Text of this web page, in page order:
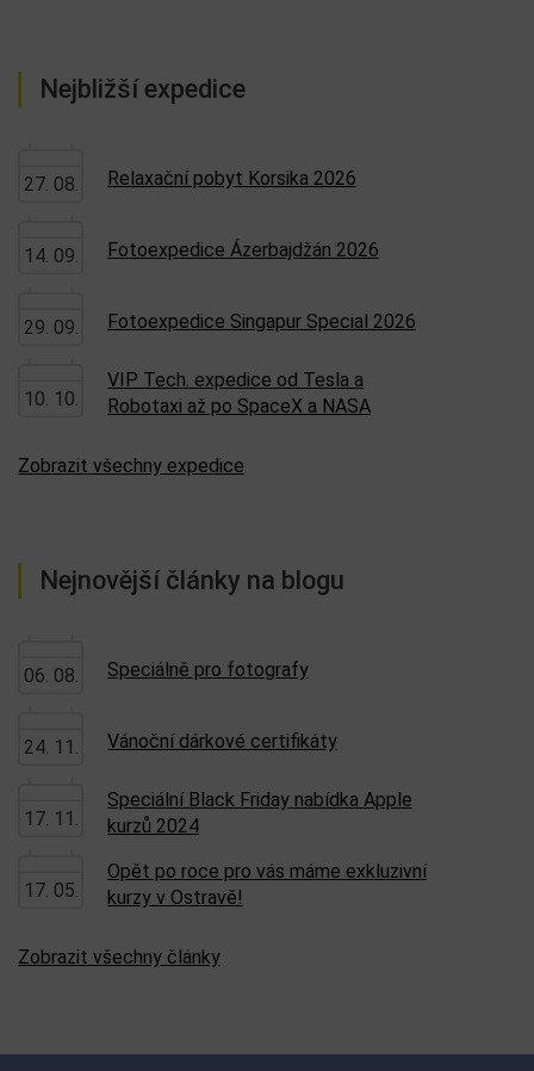
Nejbližší expedice
27. 08. Relaxační pobyt Korsika 2026
14. 09. Fotoexpedice Ázerbajdžán 2026
29. 09. Fotoexpedice Singapur Special 2026
10. 10.
VIP Tech. expedice od Tesla a
Robotaxi až po SpaceX a NASA
Zobrazit všechny expedice
Nejnovější články na blogu
06. 08. Speciálně pro fotografy
24. 11. Vánoční dárkové certifikáty
17. 11.
Speciální Black Friday nabídka Apple
kurzů 2024
17. 05.
Opět po roce pro vás máme exkluzivní
kurzy v Ostravě!
Zobrazit všechny články